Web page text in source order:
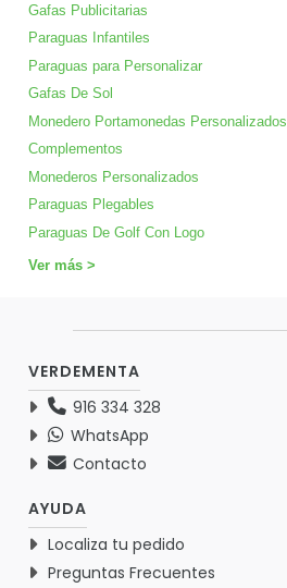
Gafas Publicitarias
Paraguas Infantiles
Paraguas para Personalizar
Gafas De Sol
Monedero Portamonedas Personalizados
Complementos
Monederos Personalizados
Paraguas Plegables
Paraguas De Golf Con Logo
Ver más >
VERDEMENTA
916 334 328
WhatsApp
Contacto
AYUDA
Localiza tu pedido
Preguntas Frecuentes